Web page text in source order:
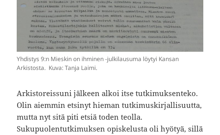
Yhdistys 9:n Mieskin on ihminen -julkilausuma löytyi Kansan
Arkistosta. Kuva: Tanja Laimi.
Arkistoreissuni jälkeen alkoi itse tutkimuksenteko.
Olin aiemmin etsinyt hieman tutkimuskirjallisuutta,
mutta nyt sitä piti etsiä toden teolla.
Sukupuolentutkimuksen opiskelusta oli hyötyä, sillä